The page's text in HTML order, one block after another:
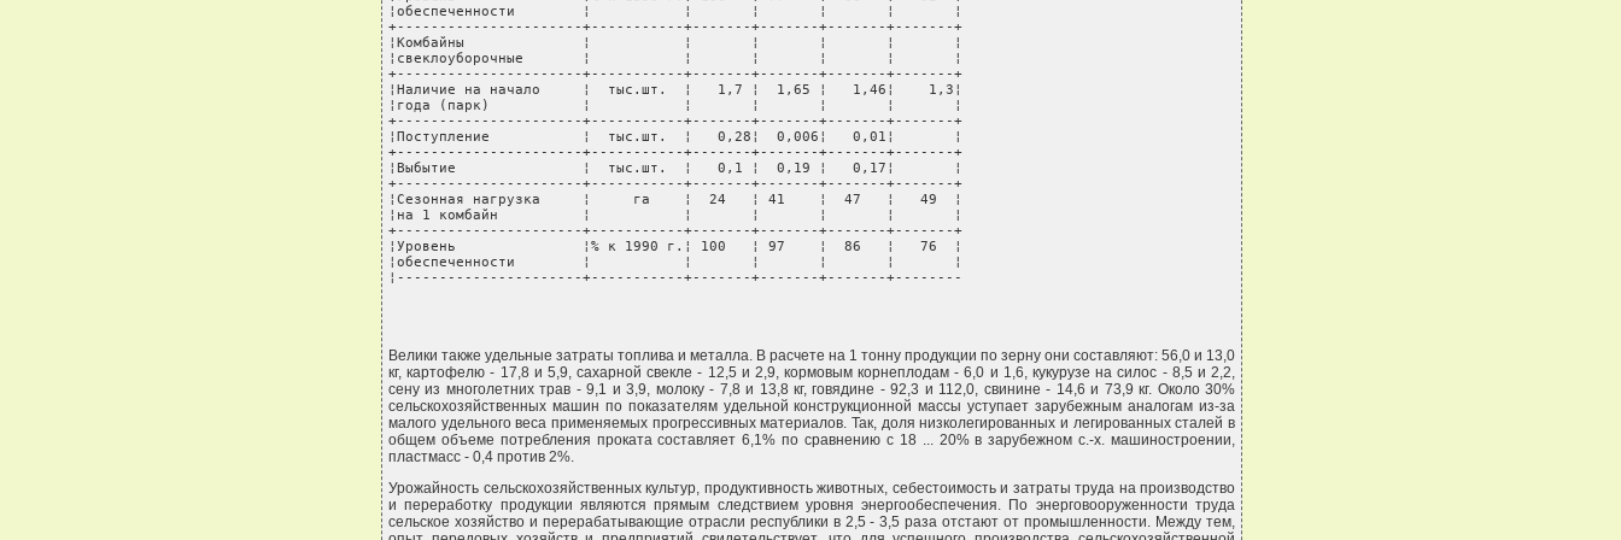
¦обеспеченности        ¦           ¦       ¦       ¦       ¦       ¦
+----------------------+-----------+-------+-------+-------+-------+
¦Комбайны              ¦           ¦       ¦       ¦       ¦       ¦
¦свеклоуборочные       ¦           ¦       ¦       ¦       ¦       ¦
+----------------------+-----------+-------+-------+-------+-------+
¦Наличие на начало     ¦  тыс.шт.  ¦   1,7 ¦  1,65 ¦   1,46¦    1,3¦
¦года (парк)           ¦           ¦       ¦       ¦       ¦       ¦
+----------------------+-----------+-------+-------+-------+-------+
¦Поступление           ¦  тыс.шт.  ¦   0,28¦  0,006¦   0,01¦       ¦
+----------------------+-----------+-------+-------+-------+-------+
¦Выбытие               ¦  тыс.шт.  ¦   0,1 ¦  0,19 ¦   0,17¦       ¦
+----------------------+-----------+-------+-------+-------+-------+
¦Сезонная нагрузка     ¦     га    ¦  24   ¦ 41    ¦  47   ¦   49  ¦
¦на 1 комбайн          ¦           ¦       ¦       ¦       ¦       ¦
+----------------------+-----------+-------+-------+-------+-------+
¦Уровень               ¦% к 1990 г.¦ 100   ¦ 97    ¦  86   ¦   76  ¦
¦обеспеченности        ¦           ¦       ¦       ¦       ¦       ¦
¦----------------------+-----------+-------+-------+-------+--------
Велики также удельные затраты топлива и металла. В расчете на 1 тонну продукции по зерну они составляют: 56,0 и 13,0
кг, картофелю - 17,8 и 5,9, сахарной свекле - 12,5 и 2,9, кормовым корнеплодам - 6,0 и 1,6, кукурузе на силос - 8,5 и 2,2,
сену из многолетних трав - 9,1 и 3,9, молоку - 7,8 и 13,8 кг, говядине - 92,3 и 112,0, свинине - 14,6 и 73,9 кг. Около 30%
сельскохозяйственных машин по показателям удельной конструкционной массы уступает зарубежным аналогам из-за
малого удельного веса применяемых прогрессивных материалов. Так, доля низколегированных и легированных сталей в
общем объеме потребления проката составляет 6,1% по сравнению с 18 ... 20% в зарубежном с.-х. машиностроении,
пластмасс - 0,4 против 2%.
Урожайность сельскохозяйственных культур, продуктивность животных, себестоимость и затраты труда на производство
и переработку продукции являются прямым следствием уровня энергообеспечения. По энерговооруженности труда
сельское хозяйство и перерабатывающие отрасли республики в 2,5 - 3,5 раза отстают от промышленности. Между тем,